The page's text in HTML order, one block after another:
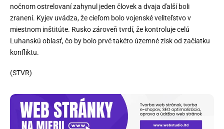
nočnom ostrelovaní zahynul jeden človek a dvaja ďalší boli
zranení. Kyjev uvádza, že cieľom bolo vojenské veliteľstvo v
miestnom inštitúte. Rusko zároveň tvrdí, že kontroluje celú
Luhanskú oblasť, čo by bolo prvé takéto územné zisk od začiatku
konfliktu.
(STVR)